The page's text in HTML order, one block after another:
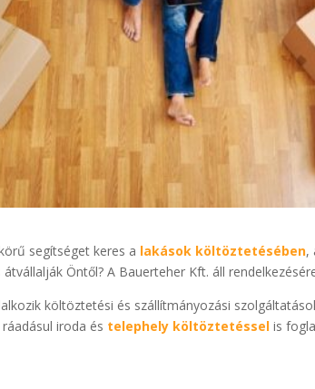
segítséget keres a lakások költöztetésében,
Öntől? A Bauerteher Kft. áll
költöztetési és szállítmányozási
iroda és telephely költöztetéssel is